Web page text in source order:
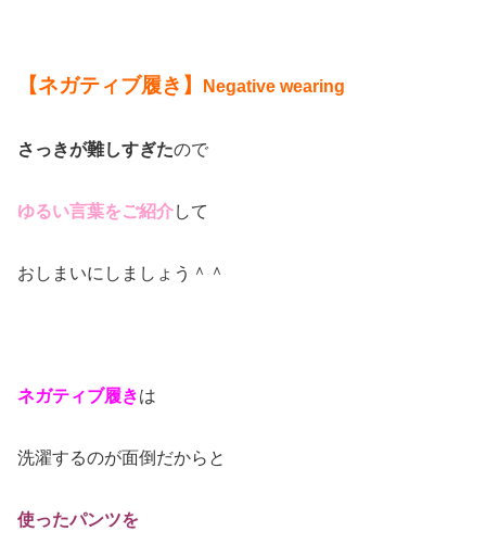
【ネガティブ履き】 Negative wearing
さっきが難しすぎたので
ゆるい言葉をご紹介して
おしまいにしましょう＾＾
ネガティブ履きは
洗濯するのが面倒だからと
使ったパンツを